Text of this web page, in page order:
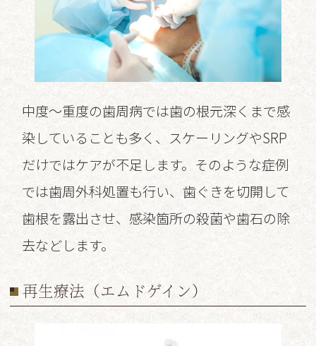
中度～重度の歯周病では歯の根元深くまで感
染していることも多く、スケーリングやSRP
だけではケアが不足します。そのような症例
では歯周外科処置も行い、歯ぐきを切開して
歯根を露出させ、感染箇所の殺菌や歯石の除
去などします。
再生療法（エムドゲイン）